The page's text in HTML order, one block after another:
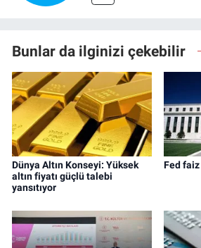
Bunlar da ilginizi çekebilir
Dünya Altın Konseyi: Yüksek
altın fiyatı güçlü talebi
yansıtıyor
Fed faiz